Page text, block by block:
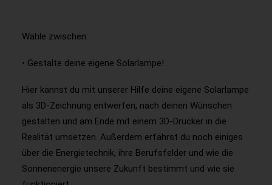
Wähle zwischen:
• Gestalte deine eigene Solarlampe!
Hier kannst du mit unserer Hilfe deine eigene Solarlampe
als 3D-Zeichnung entwerfen, nach deinen Wünschen
gestalten und am Ende mit einem 3D-Drucker in die
Realität umsetzen. Außerdem erfährst du noch einiges
über die Energietechnik, ihre Berufsfelder und wie die
Sonnenenergie unsere Zukunft bestimmt und wie sie